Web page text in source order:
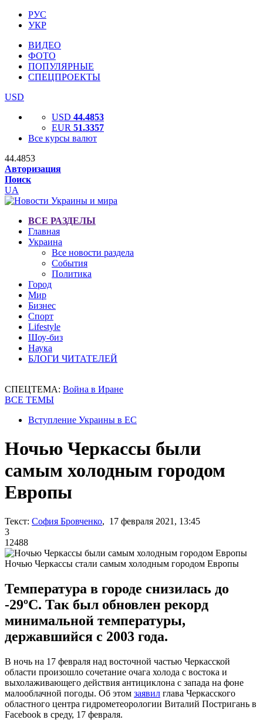
РУС
УКР
ВИДЕО
ФОТО
ПОПУЛЯРНЫЕ
СПЕЦПРОЕКТЫ
USD
USD 44.4853
EUR 51.3357
Все курсы валют
44.4853
Авторизация
Поиск
UA
ВСЕ РАЗДЕЛЫ
Главная
Украина
Все новости раздела
События
Политика
Город
Мир
Бизнес
Спорт
Lifestyle
Шоу-биз
Наука
БЛОГИ ЧИТАТЕЛЕЙ
СПЕЦТЕМА: Война в Иране
ВСЕ ТЕМЫ
Вступление Украины в ЕС
Ночью Черкассы были
самым холодным городом
Европы
Текст: София Бровченко, 17 февраля 2021, 13:45
3
12488
Ночью Черкассы стали самым холодным городом Европы
Температура в городе снизилась до
-29ºС. Так был обновлен рекорд
минимальной температуры,
державшийся с 2003 года.
В ночь на 17 февраля над восточной частью Черкасской
области произошло сочетание очага холода с востока и
выхолаживающего действия антициклона с запада на фоне
малооблачной погоды. Об этом заявил глава Черкасского
областного центра гидрометеорологии Виталий Постригань в
Facebook в среду, 17 февраля.